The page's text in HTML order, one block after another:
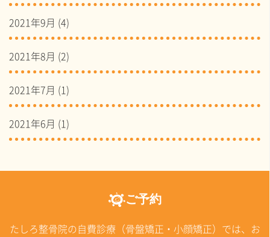
2021年9月 (4)
2021年8月 (2)
2021年7月 (1)
2021年6月 (1)
ご予約
たしろ整骨院の自費診療（骨盤矯正・小顔矯正）では、お